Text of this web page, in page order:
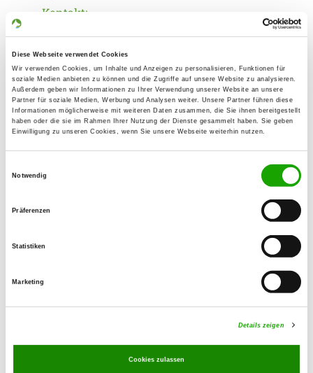
Diese Webseite verwendet Cookies
Wir verwenden Cookies, um Inhalte und Anzeigen zu personalisieren, Funktionen für
soziale Medien anbieten zu können und die Zugriffe auf unsere Website zu analysieren.
Außerdem geben wir Informationen zu Ihrer Verwendung unserer Website an unsere
Partner für soziale Medien, Werbung und Analysen weiter. Unsere Partner führen diese
Informationen möglicherweise mit weiteren Daten zusammen, die Sie ihnen bereitgestellt
haben oder die sie im Rahmen Ihrer Nutzung der Dienste gesammelt haben. Sie geben
Einwilligung zu unseren Cookies, wenn Sie unsere Webseite weiterhin nutzen.
Notwendig
Präferenzen
Statistiken
Marketing
Details zeigen
Cookies zulassen
Kontakt:
06311 Helbra
Übungsplatz:
Theodorschacht 2
06308 Klostermannsfeld
sabine.lars@web.de
Dienstag 17:00 h - 19:00 h